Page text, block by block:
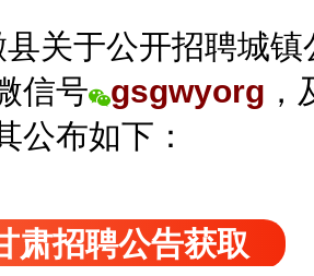
关于公开招聘城
信号 gsgwyorg ，
公布如下：
肃招聘公告获取